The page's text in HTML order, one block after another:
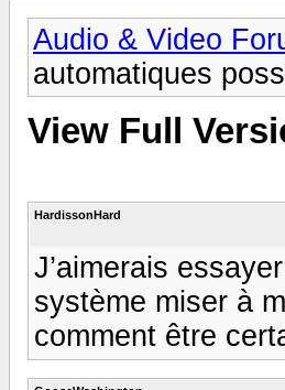
Audio & Video
automatiques
View Full
HardissonHard
J’aimerais
système miser à
comment être